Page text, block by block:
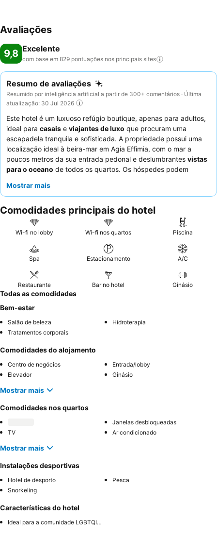
Avaliações
9,8 Excelente
com base em 829 pontuações nos principais sites
Resumo de avaliações
Resumido por inteligência artificial a partir de 300+ comentários · Última
atualização: 30 Jul 2026
Este hotel é um luxuoso refúgio boutique, apenas para adultos,
ideal para casais e viajantes de luxo que procuram uma
escapadela tranquila e sofisticada. A propriedade possui uma
localização ideal à beira-mar em Agia Effimia, com o mar a
poucos metros da sua entrada pedonal e deslumbrantes vistas
para o oceano de todos os quartos. Os hóspedes podem
espreguiçadeiras e cabanas. O
orestaurante Mnistiresoferece um "verdadeiro banquete" ao
pequeno-almoço e uma excecional cozinha grega moderna ao
almoço e jantar. Para uma experiência melhorada, considere
apreciar plenamente as deslumbrantes vistas para o mar de
Mostrar mais
Comodidades principais do hotel
Wi-fi no lobby Wi-fi nos quartos Piscina
Spa Estacionamento A/C
Restaurante Bar no hotel Ginásio
Todas as comodidades
Bem-estar
Salão de beleza
Hidroterapia
Tratamentos corporais
Comodidades do alojamento
Centro de negócios
Entrada/lobby
Elevador
Ginásio
Mostrar mais
Comodidades nos quartos
Janelas desbloqueadas
TV
Ar condicionado
Mostrar mais
Instalações desportivas
Hotel de desporto
Pesca
Snorkeling
Características do hotel
Ideal para a comunidade LGBTQIA+